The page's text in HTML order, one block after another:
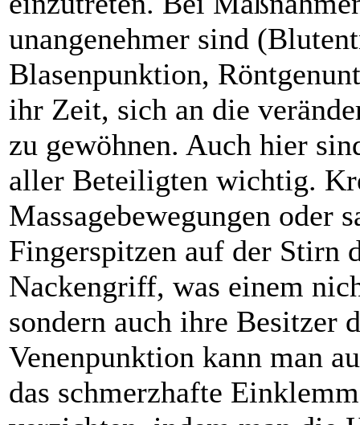
unangenehmer sind
Blasenpunktion,
ihr Zeit, sich an die
zu gewöhnen. Auch hier
aller Beteiligten wichtig.
Massagebewegungen oder
Fingerspitzen auf der Stirn
Nackengriff, was einem
sondern auch ihre Besitzer
Venenpunktion kann man
das schmerzhafte